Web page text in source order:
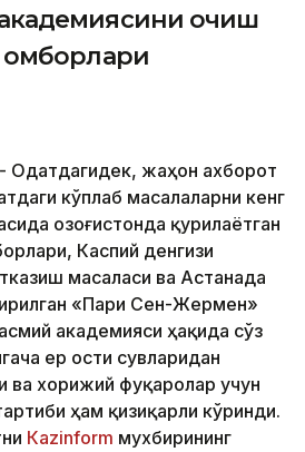
очиш
омборлари
Одатдагидек, жаҳон ахборот
кўплаб масалаларни кенг
Қозоғистонда қурилаётган
Каспий денгизи
масаласи ва Астанада
«Пари Сен-Жермен»
академияси ҳақида сўз
ер ости сувларидан
хорижий фуқаролар учун
ҳам қизиқарли кўринди.
Кazinform мухбирининг